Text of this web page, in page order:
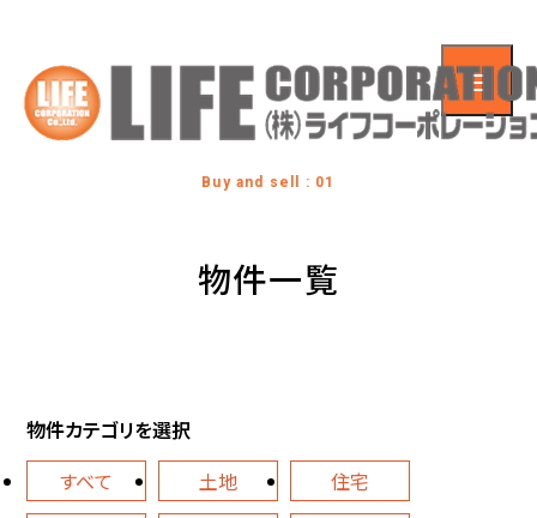
Buy and sell : 01
物件一覧
物件カテゴリを選択
すべて
土地
住宅